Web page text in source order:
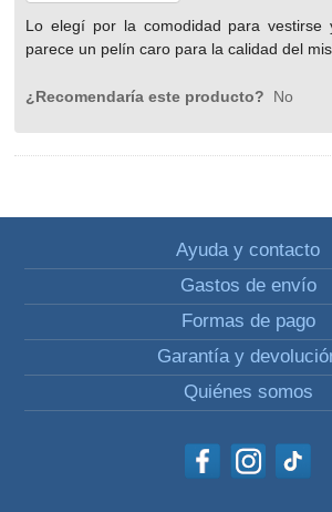
Lo elegí por la comodidad para vestirse
parece un pelín caro para la calidad del
¿Recomendaría este producto? No
Ayuda y contacto
Gastos de envío
Formas de pago
Garantía y
Quiénes somos